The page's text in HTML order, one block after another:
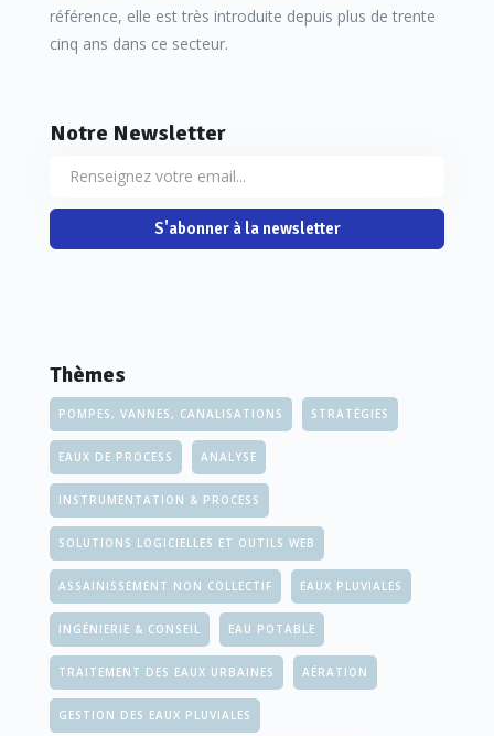
référence, elle est très introduite depuis plus de trente
cinq ans dans ce secteur.
Notre Newsletter
S'abonner à la newsletter
Thèmes
POMPES, VANNES, CANALISATIONS STRATÉGIES
EAUX DE PROCESS ANALYSE
INSTRUMENTATION & PROCESS
SOLUTIONS LOGICIELLES ET OUTILS WEB
ASSAINISSEMENT NON COLLECTIF EAUX PLUVIALES
INGÉNIERIE & CONSEIL EAU POTABLE
TRAITEMENT DES EAUX URBAINES AÉRATION
GESTION DES EAUX PLUVIALES